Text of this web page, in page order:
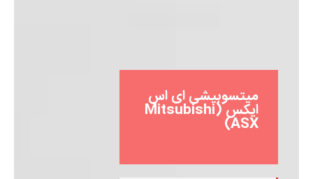
میتسوبیشی ای اس
ایکس (Mitsubishi
ASX)